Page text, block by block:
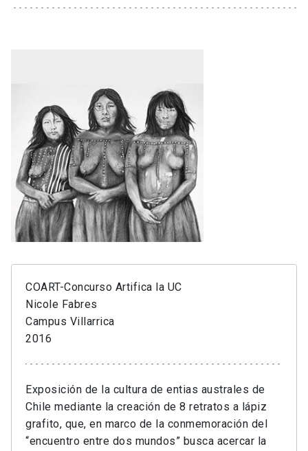
COART-Concurso Artifica la UC
Nicole Fabres
Campus Villarrica
2016
Exposición de la cultura de entias australes de
Chile mediante la creación de 8 retratos a lápiz
grafito, que, en marco de la conmemoración del
“encuentro entre dos mundos” busca acercar la